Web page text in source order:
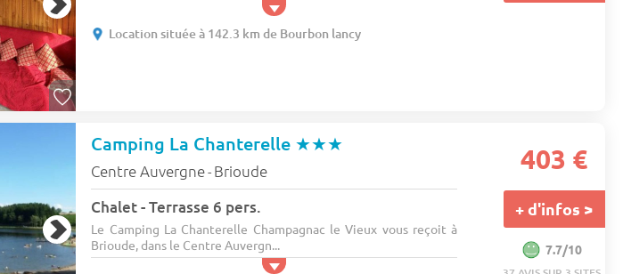
Location située à 142.3 km de Bourbon lancy
Camping La Chanterelle ★★★
Centre Auvergne- Brioude
Chalet - Terrasse 6 pers.
Le Camping La Chanterelle Champagnac le Vieux vous reçoit à
Brioude, dans le Centre Auvergn...
403 €
+ d'infos >
7.7/10